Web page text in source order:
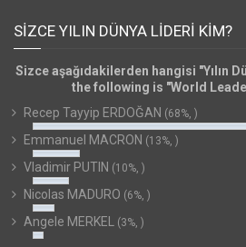
SIZCE YILIN DÜNYA LIDERI KIM?
Sizce aşağıdakilerden hangisi "Yılın
the following is "World
Recep Tayyip ERDOĞAN (68%, )
Emmanuel MACRON (13%, )
Vladimir PUTIN (10%, )
Nicolas MADURO (6%, )
Angele MERKEL (3%, )